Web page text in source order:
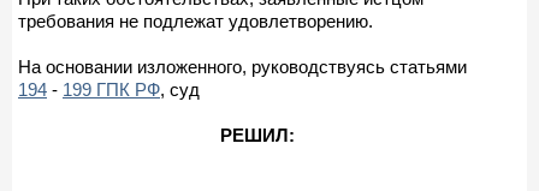
требования не подлежат удовлетворению.
На основании изложенного, руководствуясь статьями
194 - 199 ГПК РФ, суд
РЕШИЛ: